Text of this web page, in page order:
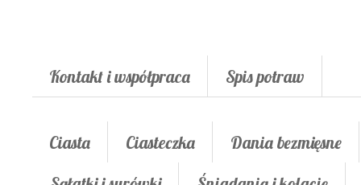
Kontakt i współpraca Spis potraw
Ciasta Ciasteczka
Dania bezmięsne